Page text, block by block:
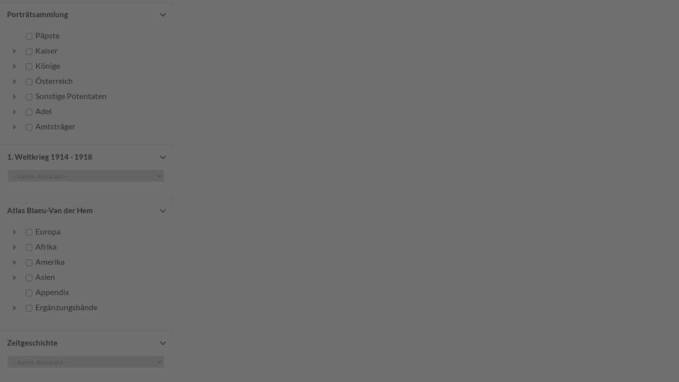
Porträtsammlung
Päpste
Kaiser
Könige
Österreich
Sonstige Potentaten
Adel
Amtsträger
Frauen
Geistliche
Randgruppen
Weitere
1. Weltkrieg 1914 - 1918
Atlas Blaeu-Van der Hem
Europa
Afrika
Amerika
Asien
Appendix
Ergänzungsbände
Zeitgeschichte